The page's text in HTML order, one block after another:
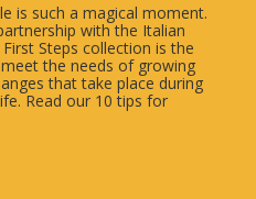
is such a magical moment.
with the Italian
Steps collection is the
the needs of growing
that take place during
Read our 10 tips for